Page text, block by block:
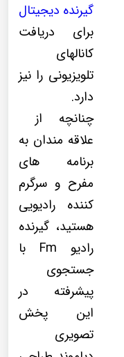
گیرنده دیجیتال
برای دریافت
کانالهای
تلویزیونی را نیز
دارد.
چنانچه از
علاقه مندان به
برنامه های
مفرح و سرگرم
کننده رادیویی
هستید، گیرنده
رادیو Fm با
جستجوی
پیشرفته در
این پخش
تصویری